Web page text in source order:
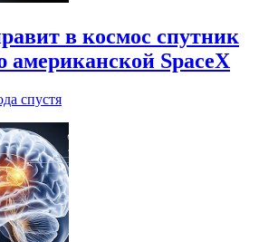
в космос спутник
SpaceX
спустя